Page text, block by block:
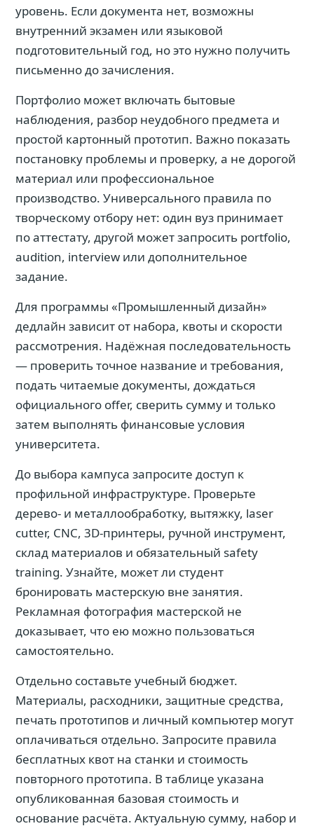
уровень. Если документа нет, возможны
внутренний экзамен или языковой
подготовительный год, но это нужно получить
письменно до зачисления.
Портфолио может включать бытовые
наблюдения, разбор неудобного предмета и
простой картонный прототип. Важно показать
постановку проблемы и проверку, а не дорогой
материал или профессиональное
производство. Универсального правила по
творческому отбору нет: один вуз принимает
по аттестату, другой может запросить portfolio,
audition, interview или дополнительное
задание.
Для программы «Промышленный дизайн»
дедлайн зависит от набора, квоты и скорости
рассмотрения. Надёжная последовательность
— проверить точное название и требования,
подать читаемые документы, дождаться
официального offer, сверить сумму и только
затем выполнять финансовые условия
университета.
До выбора кампуса запросите доступ к
профильной инфраструктуре. Проверьте
дерево- и металлообработку, вытяжку, laser
cutter, CNC, 3D-принтеры, ручной инструмент,
склад материалов и обязательный safety
training. Узнайте, может ли студент
бронировать мастерскую вне занятия.
Рекламная фотография мастерской не
доказывает, что ею можно пользоваться
самостоятельно.
Отдельно составьте учебный бюджет.
Материалы, расходники, защитные средства,
печать прототипов и личный компьютер могут
оплачиваться отдельно. Запросите правила
бесплатных квот на станки и стоимость
повторного прототипа. В таблице указана
опубликованная базовая стоимость и
основание расчёта. Актуальную сумму, набор и